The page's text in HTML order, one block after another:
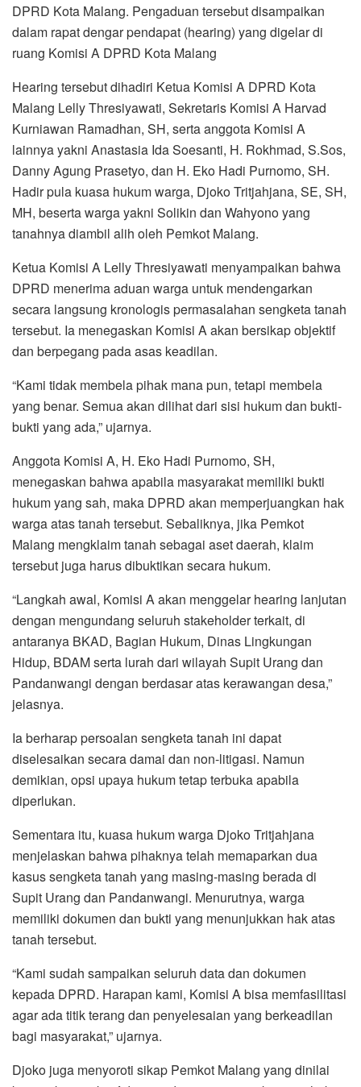
DPRD Kota Malang. Pengaduan tersebut disampaikan
dalam rapat dengar pendapat (hearing) yang digelar di
ruang Komisi A DPRD Kota Malang
Hearing tersebut dihadiri Ketua Komisi A DPRD Kota
Malang Lelly Thresiyawati, Sekretaris Komisi A Harvad
Kurniawan Ramadhan, SH, serta anggota Komisi A
lainnya yakni Anastasia Ida Soesanti, H. Rokhmad, S.Sos,
Danny Agung Prasetyo, dan H. Eko Hadi Purnomo, SH.
Hadir pula kuasa hukum warga, Djoko Tritjahjana, SE, SH,
MH, beserta warga yakni Solikin dan Wahyono yang
tanahnya diambil alih oleh Pemkot Malang.
Ketua Komisi A Lelly Thresiyawati menyampaikan bahwa
DPRD menerima aduan warga untuk mendengarkan
secara langsung kronologis permasalahan sengketa tanah
tersebut. Ia menegaskan Komisi A akan bersikap objektif
dan berpegang pada asas keadilan.
“Kami tidak membela pihak mana pun, tetapi membela
yang benar. Semua akan dilihat dari sisi hukum dan bukti-
bukti yang ada,” ujarnya.
Anggota Komisi A, H. Eko Hadi Purnomo, SH,
menegaskan bahwa apabila masyarakat memiliki bukti
hukum yang sah, maka DPRD akan memperjuangkan hak
warga atas tanah tersebut. Sebaliknya, jika Pemkot
Malang mengklaim tanah sebagai aset daerah, klaim
tersebut juga harus dibuktikan secara hukum.
“Langkah awal, Komisi A akan menggelar hearing lanjutan
dengan mengundang seluruh stakeholder terkait, di
antaranya BKAD, Bagian Hukum, Dinas Lingkungan
Hidup, BDAM serta lurah dari wilayah Supit Urang dan
Pandanwangi dengan berdasar atas kerawangan desa,”
jelasnya.
Ia berharap persoalan sengketa tanah ini dapat
diselesaikan secara damai dan non-litigasi. Namun
demikian, opsi upaya hukum tetap terbuka apabila
diperlukan.
Sementara itu, kuasa hukum warga Djoko Tritjahjana
menjelaskan bahwa pihaknya telah memaparkan dua
kasus sengketa tanah yang masing-masing berada di
Supit Urang dan Pandanwangi. Menurutnya, warga
memiliki dokumen dan bukti yang menunjukkan hak atas
tanah tersebut.
“Kami sudah sampaikan seluruh data dan dokumen
kepada DPRD. Harapan kami, Komisi A bisa memfasilitasi
agar ada titik terang dan penyelesaian yang berkeadilan
bagi masyarakat,” ujarnya.
Djoko juga menyoroti sikap Pemkot Malang yang dinilai